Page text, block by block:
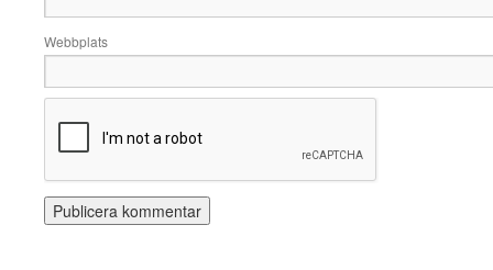
Webbplats